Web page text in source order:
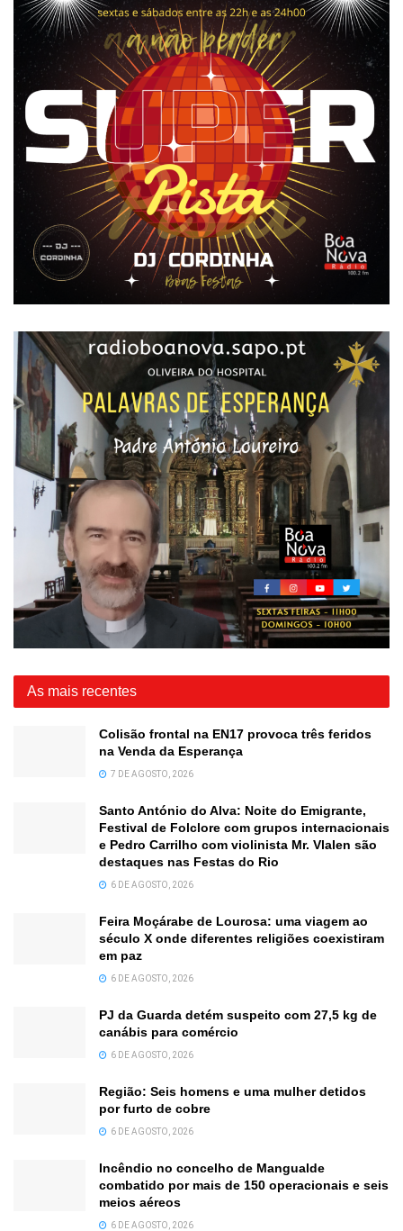
As mais recentes
Colisão frontal na EN17 provoca três feridos
na Venda da Esperança
7 DE AGOSTO, 2026
Santo António do Alva: Noite do Emigrante,
Festival de Folclore com grupos internacionais
e Pedro Carrilho com violinista Mr. Vlalen são
destaques nas Festas do Rio
6 DE AGOSTO, 2026
Feira Moçárabe de Lourosa: uma viagem ao
século X onde diferentes religiões coexistiram
em paz
6 DE AGOSTO, 2026
PJ da Guarda detém suspeito com 27,5 kg de
canábis para comércio
6 DE AGOSTO, 2026
Região: Seis homens e uma mulher detidos
por furto de cobre
6 DE AGOSTO, 2026
Incêndio no concelho de Mangualde
combatido por mais de 150 operacionais e seis
meios aéreos
6 DE AGOSTO, 2026